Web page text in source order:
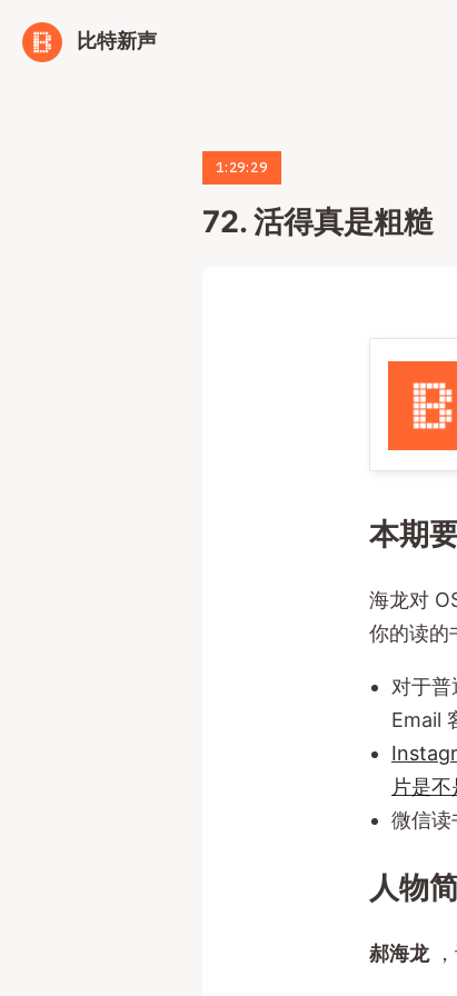
比特新声
1:29:29
72. 活得真是粗糙
本期
海龙对
你的读的
对于普
Email
片是不
微信读
人物
郝海龙，